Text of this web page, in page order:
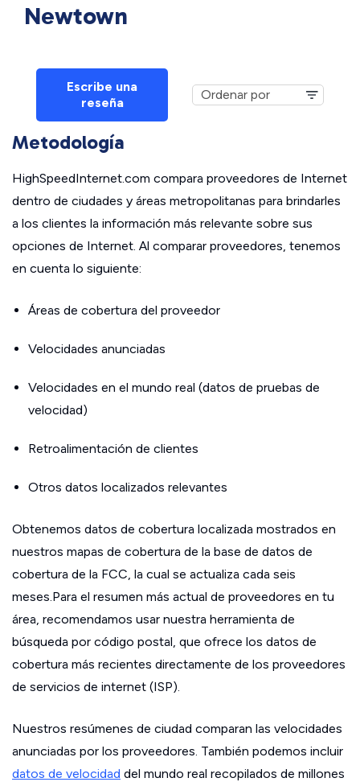
Newtown
Escribe una
reseña
Metodología
HighSpeedInternet.com compara proveedores de Internet
dentro de ciudades y áreas metropolitanas para brindarles
a los clientes la información más relevante sobre sus
opciones de Internet. Al comparar proveedores, tenemos
en cuenta lo siguiente:
Áreas de cobertura del proveedor
Velocidades anunciadas
Velocidades en el mundo real (datos de pruebas de
velocidad)
Retroalimentación de clientes
Otros datos localizados relevantes
Obtenemos datos de cobertura localizada mostrados en
nuestros mapas de cobertura de la base de datos de
cobertura de la FCC, la cual se actualiza cada seis
meses.Para el resumen más actual de proveedores en tu
área, recomendamos usar nuestra herramienta de
búsqueda por código postal, que ofrece los datos de
cobertura más recientes directamente de los proveedores
de servicios de internet (ISP).
Nuestros resúmenes de ciudad comparan las velocidades
anunciadas por los proveedores. También podemos incluir
datos de velocidad del mundo real recopilados de millones